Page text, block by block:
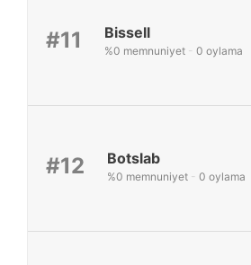
#11 Bissell
%0 memnuniyet - 0 oylama
#12 Botslab
%0 memnuniyet - 0 oylama